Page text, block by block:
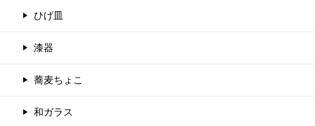
ひげ皿
漆器
蕎麦ちょこ
和ガラス